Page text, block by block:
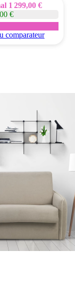
1 299,00 €
€
comparateur